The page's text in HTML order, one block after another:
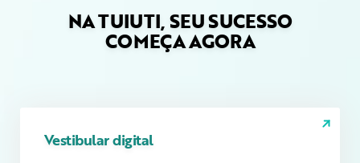
NA TUIUTI, SEU SUCESSO
COMEÇA AGORA
Vestibular digital